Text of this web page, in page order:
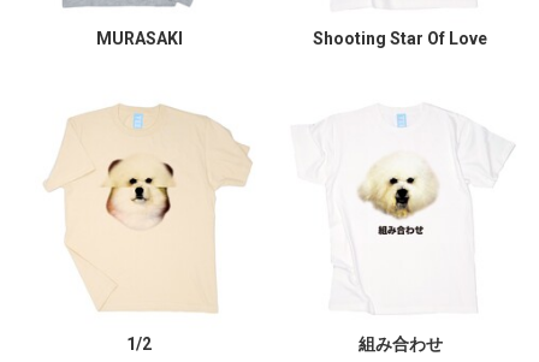
MURASAKI Shooting Star Of Love
1/2 組み合わせ